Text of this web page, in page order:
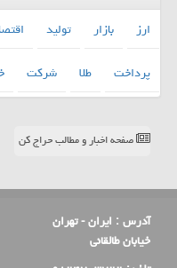
ارز بازار تولید
پرداخت
طلا شركت
صفحه اخبار و مطالب حراج کن
آدرس : ایران - تهران
خیابان طالقانی